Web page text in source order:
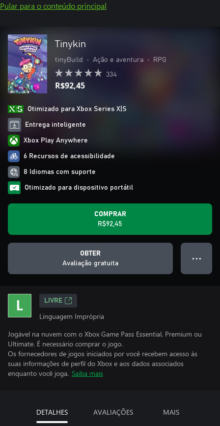
Pular para o conteúdo principal
Tinykin
tinyBuild • Ação e aventura • RPG
334
R$92,45
Otimizado para Xbox Series X|S
Entrega inteligente
Xbox Play Anywhere
6 Recursos de acessibilidade
8 Idiomas com suporte
Otimizado para dispositivo portátil
COMPRAR
R$92,45
OBTER
Avaliação gratuita
● ● ●
LIVRE
Linguagem Imprópria
Jogável na nuvem com o Xbox Game Pass Essential, Premium ou
Ultimate. É necessário comprar o jogo.
Os fornecedores de jogos iniciados por você recebem acesso às
suas informações de perfil do Xbox e aos dados associados
enquanto você joga. Saiba mais
DETALHES AVALIAÇÕES MAIS